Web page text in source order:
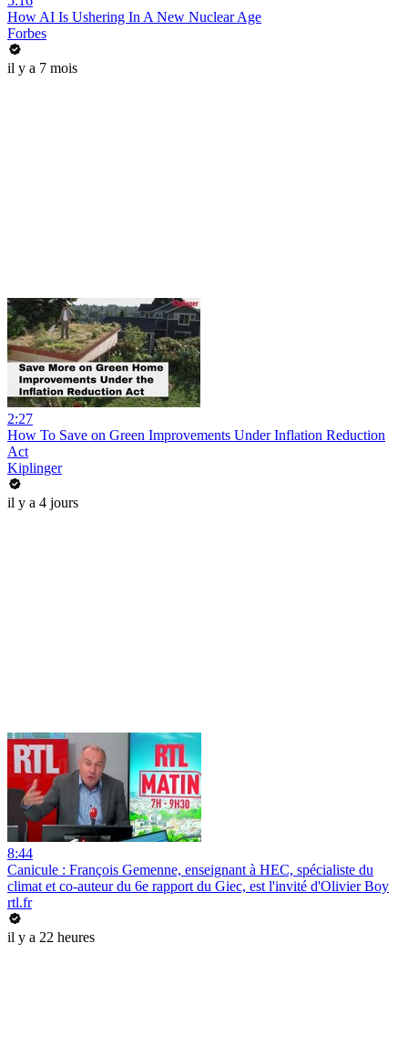
How AI Is Ushering In A New Nuclear Age
Forbes
il y a 7 mois
2:27
How To Save on Green Improvements Under Inflation Reduction
Act
Kiplinger
il y a 4 jours
8:44
Canicule : François Gemenne, enseignant à HEC, spécialiste du
climat et co-auteur du 6e rapport du Giec, est l'invité d'Olivier Boy
rtl.fr
il y a 22 heures